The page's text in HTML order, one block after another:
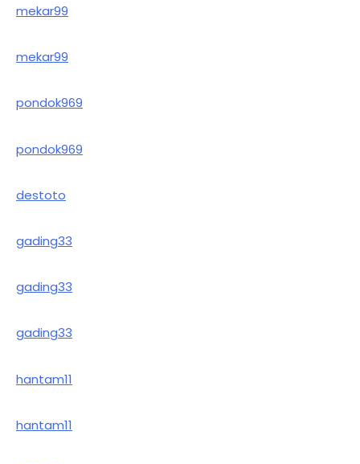
mekar99
mekar99
pondok969
pondok969
destoto
gading33
gading33
gading33
hantam11
hantam11